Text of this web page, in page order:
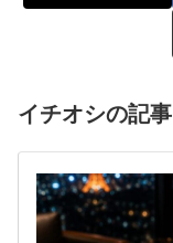
イチオシの記事